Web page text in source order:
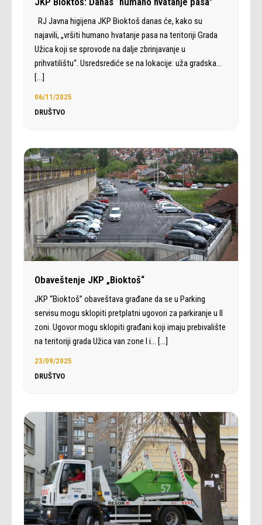
RJ Javna higijena JKP Bioktoš danas će, kako su
najavili, „vršiti humano hvatanje pasa na teritoriji Grada
Užica koji se sprovode na dalje zbrinjavanje u
prihvatilištu“. Usredsrediće se na lokacije: uža gradska…
[…]
06/11/2025
DRUŠTVO
Obaveštenje JKP „Bioktoš“
JKP “Bioktoš” obaveštava građane da se u Parking
servisu mogu sklopiti pretplatni ugovori za parkiranje u II
zoni. Ugovor mogu sklopiti građani koji imaju prebivalište
na teritoriji grada Užica van zone I i…
[…]
23/09/2025
DRUŠTVO